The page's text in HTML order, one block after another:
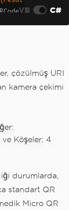
i
{resu
);
VB C#
çözülmüş URI
kamera çekimi
durumlarda,
standart QR
Micro QR